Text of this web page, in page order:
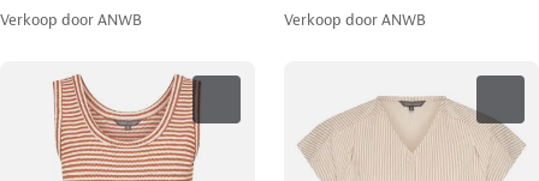
Verkoop doorANWB Verkoop doorANWB